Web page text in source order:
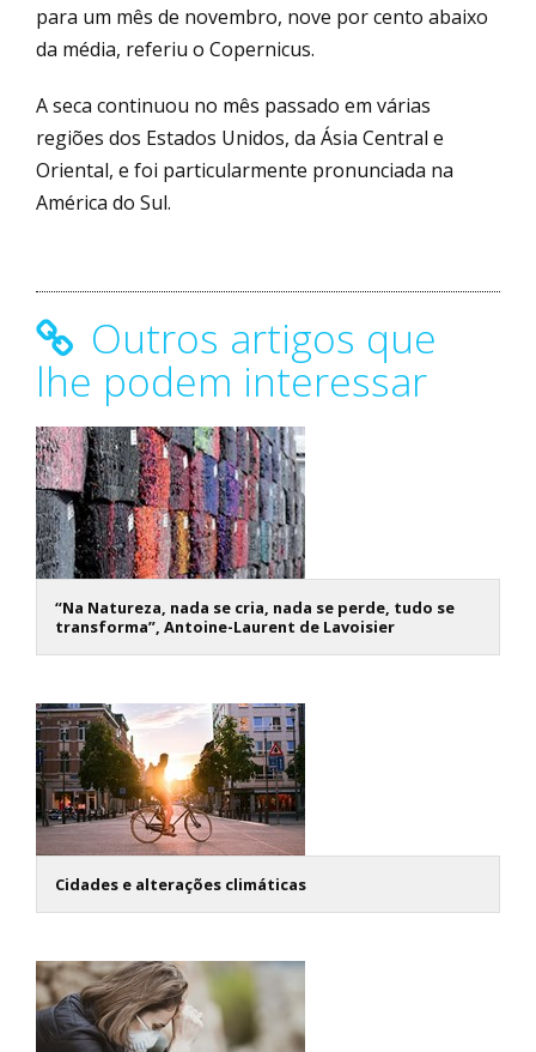
para um mês de novembro, nove por cento abaixo
da média, referiu o Copernicus.
A seca continuou no mês passado em várias
regiões dos Estados Unidos, da Ásia Central e
Oriental, e foi particularmente pronunciada na
América do Sul.
Outros artigos que
lhe podem interessar
“Na Natureza, nada se cria, nada se perde, tudo se
transforma”, Antoine-Laurent de Lavoisier
Cidades e alterações climáticas